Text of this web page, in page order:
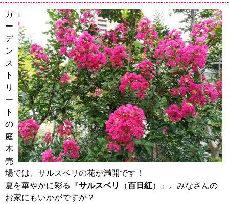
ガ
ー
デ
ン
ス
ト
リ
ー
ト
の
庭
木
売
場では、サルスベリの花が満開です！
夏を華やかに彩る『サルスベリ （百日紅）』。みなさんの
お家にもいかがですか？